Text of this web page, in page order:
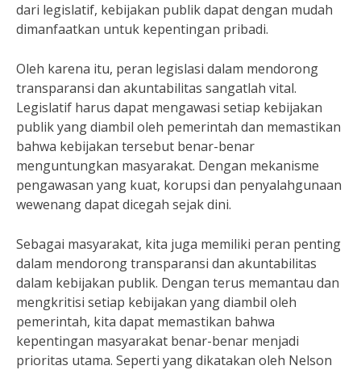
dari legislatif, kebijakan publik dapat dengan mudah
dimanfaatkan untuk kepentingan pribadi.
Oleh karena itu, peran legislasi dalam mendorong
transparansi dan akuntabilitas sangatlah vital.
Legislatif harus dapat mengawasi setiap kebijakan
publik yang diambil oleh pemerintah dan memastikan
bahwa kebijakan tersebut benar-benar
menguntungkan masyarakat. Dengan mekanisme
pengawasan yang kuat, korupsi dan penyalahgunaan
wewenang dapat dicegah sejak dini.
Sebagai masyarakat, kita juga memiliki peran penting
dalam mendorong transparansi dan akuntabilitas
dalam kebijakan publik. Dengan terus memantau dan
mengkritisi setiap kebijakan yang diambil oleh
pemerintah, kita dapat memastikan bahwa
kepentingan masyarakat benar-benar menjadi
prioritas utama. Seperti yang dikatakan oleh Nelson